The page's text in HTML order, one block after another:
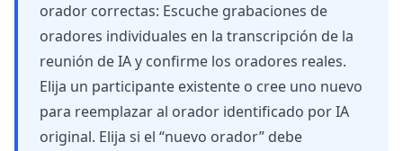
orador correctas: Escuche grabaciones de
oradores individuales en la transcripción de la
reunión de IA y confirme los oradores reales.
Elija un participante existente o cree uno nuevo
para reemplazar al orador identificado por IA
original. Elija si el “nuevo orador” debe